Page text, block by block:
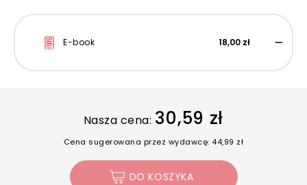
E-book 18,00 zł
Nasza cena: 30,59 zł
Cena sugerowana przez wydawcę: 44,99 zł
DO KOSZYKA